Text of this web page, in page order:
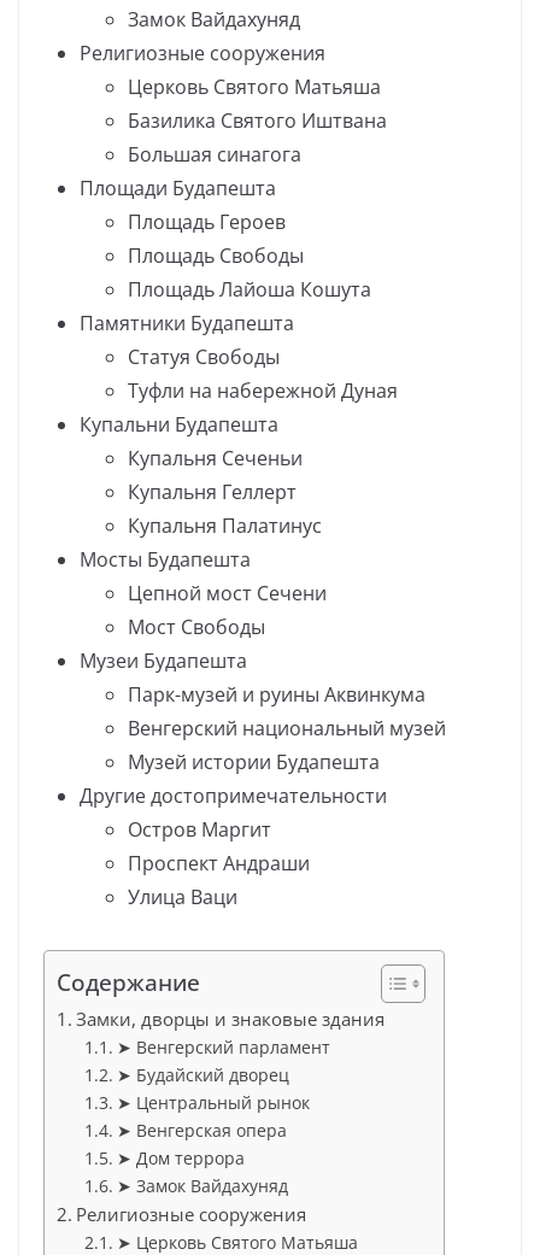
Замок Вайдахуняд
Религиозные сооружения
Церковь Святого Матьяша
Базилика Святого Иштвана
Большая синагога
Площади Будапешта
Площадь Героев
Площадь Свободы
Площадь Лайоша Кошута
Памятники Будапешта
Статуя Свободы
Туфли на набережной Дуная
Купальни Будапешта
Купальня Сеченьи
Купальня Геллерт
Купальня Палатинус
Мосты Будапешта
Цепной мост Сечени
Мост Свободы
Музеи Будапешта
Парк-музей и руины Аквинкума
Венгерский национальный музей
Музей истории Будапешта
Другие достопримечательности
Остров Маргит
Проспект Андраши
Улица Ваци
Содержание
Замки, дворцы и знаковые здания
➤ Венгерский парламент
➤ Будайский дворец
➤ Центральный рынок
➤ Венгерская опера
➤ Дом террора
➤ Замок Вайдахуняд
Религиозные сооружения
➤ Церковь Святого Матьяша